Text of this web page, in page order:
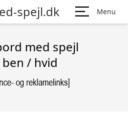
spejl.dk Menu
med spejl
/ hvid